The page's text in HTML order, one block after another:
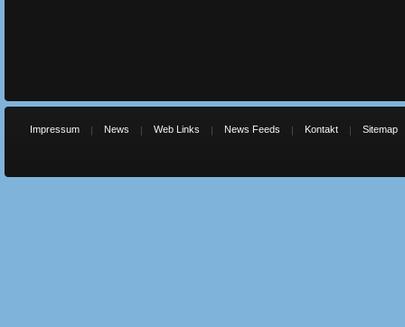
Impressum News Web Links News Feeds Kontakt Sitemap